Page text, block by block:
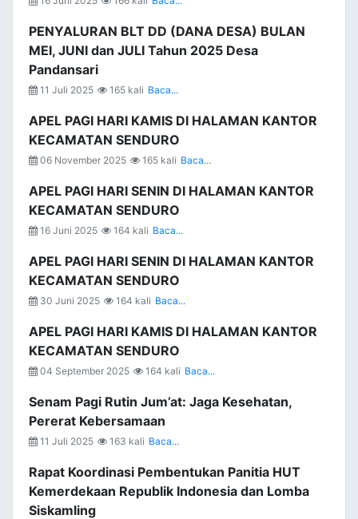
PENYALURAN BLT DD (DANA DESA) BULAN
MEI, JUNI dan JULI Tahun 2025 Desa
Pandansari
11 Juli 2025 165 kali Baca...
APEL PAGI HARI KAMIS DI HALAMAN KANTOR
KECAMATAN SENDURO
06 November 2025 165 kali Baca...
APEL PAGI HARI SENIN DI HALAMAN KANTOR
KECAMATAN SENDURO
16 Juni 2025 164 kali Baca...
APEL PAGI HARI SENIN DI HALAMAN KANTOR
KECAMATAN SENDURO
30 Juni 2025 164 kali Baca...
APEL PAGI HARI KAMIS DI HALAMAN KANTOR
KECAMATAN SENDURO
04 September 2025 164 kali Baca...
Senam Pagi Rutin Jum’at: Jaga Kesehatan,
Pererat Kebersamaan
11 Juli 2025 163 kali Baca...
Rapat Koordinasi Pembentukan Panitia HUT
Kemerdekaan Republik Indonesia dan Lomba
Siskamling